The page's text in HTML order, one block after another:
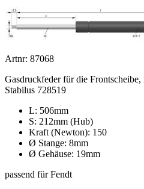
Artnr: 87068
Gasdruckfeder für die
Stabilus 728519
L: 506mm
S: 212mm (Hub)
Kraft (Newton): 150
Ø Stange: 8mm
Ø Gehäuse: 19mm
passend für Fendt